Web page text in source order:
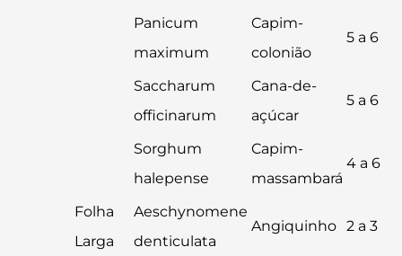
Panicum
maximum
Capim-
colonião
5 a 6
Saccharum
officinarum
Cana-de-
açúcar
5 a 6
Sorghum
halepense
Capim-
massambará
4 a 6
Folha
Larga
Aeschynomene
denticulata
Angiquinho 2 a 3